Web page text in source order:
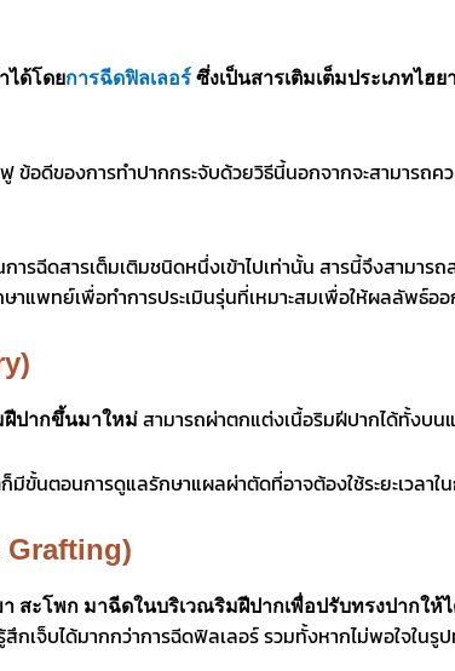
ได้โดยการฉีดฟิลเลอร์ ซึ่งเป็นสารเติมเต็มประเภทไฮ
ข้อดีของการทำปากกระจับด้วยวิธีนี้นอกจากจะสามาร
ฉีดสารเต็มเติมชนิดหนึ่งเข้าไปเท่านั้น สารนี้จึงสามารถ
แพทย์เพื่อทำการประเมินรุ่นที่เหมาะสมเพื่อให้ผลลัพธ์อ
ฝีปากขึ้นมาใหม่ สามารถผ่าตกแต่งเนื้อริมฝีปากได้ทั้งบน
ขั้นตอนการดูแลรักษาแผลผ่าตัดที่อาจต้องใช้ระยะเวลาใ
Grafting)
สะโพก มาฉีดในบริเวณริมฝีปากเพื่อปรับทรงปากให้ไ
กเจ็บได้มากกว่าการฉีดฟิลเลอร์ รวมทั้งหากไม่พอใจในรู